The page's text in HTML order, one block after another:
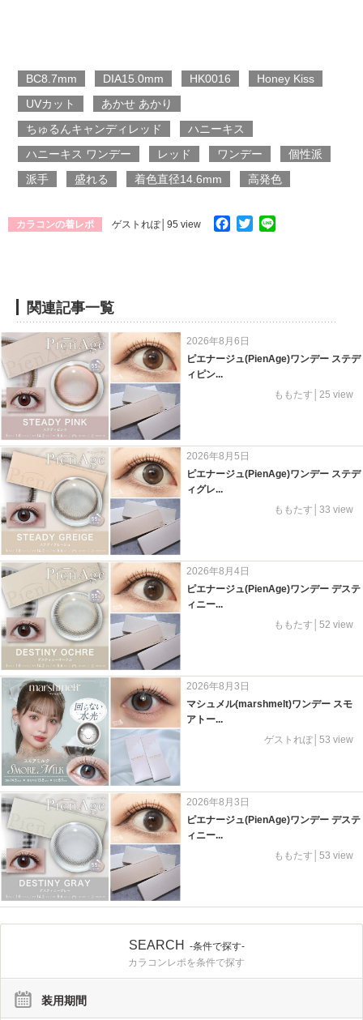
BC8.7mm DIA15.0mm HK0016
Honey Kiss
UVカット
あかせ あかり
ちゅるんキャンディレッド
ハニーキス
ハニーキス ワンデー
レッド ワンデー
個性派
派手
盛れる 着色直径14.6mm 高発色
カラコンの着レポ ゲストれぽ│95 view Facebook
Twitter
関連記事一覧
2026年8月6日
ピエナージュ(PienAge)ワンデー ステデ
ィピン...
ももたす│25 view
2026年8月5日
ピエナージュ(PienAge)ワンデー ステデ
ィグレ...
ももたす│33 view
2026年8月4日
ピエナージュ(PienAge)ワンデー デステ
ィニー...
ももたす│52 view
2026年8月3日
マシュメル(marshmelt)ワンデー スモ
アトー...
ゲストれぽ│53 view
2026年8月3日
ピエナージュ(PienAge)ワンデー デステ
ィニー...
ももたす│53 view
SEARCH
-条件で探す-
カラコンレポを条件で探す
装用期間